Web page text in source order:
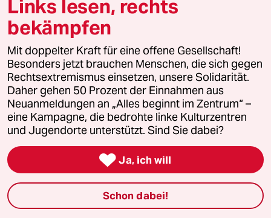
@Questor:
Insolvenz ist doch das Normalste von
der Welt, also wieso nicht.
meistkommentiert
1 Krise der Demokratie
AfD-Wählen als Triebabfuhr
2 Nein zum Zivildienst
Hinterlistiger Schritt der
Links lesen, rechts
bekämpfen
Mit doppelter Kraft für eine offene Gesellschaft!
Besonders jetzt brauchen Menschen, die sich gegen
Rechtsextremismus einsetzen, unsere Solidarität.
Daher gehen 50 Prozent der Einnahmen aus
Neuanmeldungen an „Alles beginnt im Zentrum“ –
eine Kampagne, die bedrohte linke Kulturzentren
und Jugendorte unterstützt. Sind Sie dabei?
 Ja, ich will
Schon dabei!